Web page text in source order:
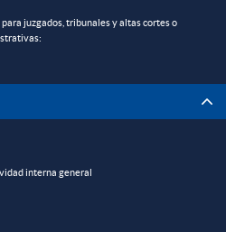
juzgados, tribunales y altas cortes o
interna general